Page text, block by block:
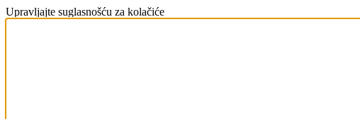
Upravljajte suglasnošću za kolačiće